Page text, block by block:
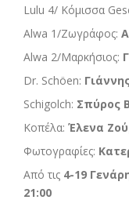
Lulu 4/ Κόμισσα
Alwa 1/Zωγράφος:
Alwa 2/Μαρκήσιος:
Dr. Schöen:
Schigolch: Σπύρος
Κοπέλα:Έλενα
Φωτογραφίες:
Από τις 4-19
21:00